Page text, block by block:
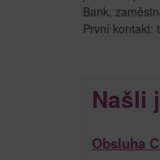
Bank,
První kontakt:
Našli
Obsluha